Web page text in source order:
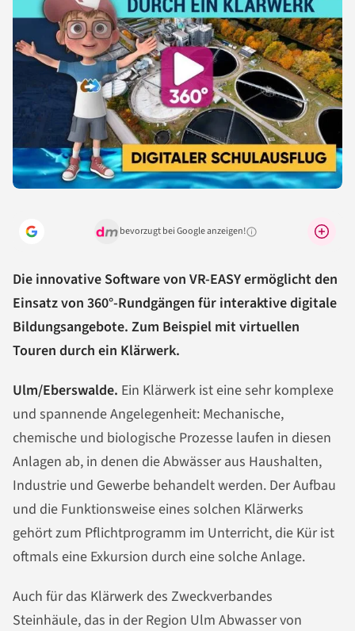
bevorzugt bei Google anzeigen!Warum lohnt sich das?
Die innovative Software von VR-EASY ermöglicht den
Einsatz von 360°-Rundgängen für interaktive digitale
Bildungsangebote. Zum Beispiel mit virtuellen
Touren durch ein Klärwerk.
Ulm/Eberswalde. Ein Klärwerk ist eine sehr komplexe
und spannende Angelegenheit: Mechanische,
chemische und biologische Prozesse laufen in diesen
Anlagen ab, in denen die Abwässer aus Haushalten,
Industrie und Gewerbe behandelt werden. Der Aufbau
und die Funktionsweise eines solchen Klärwerks
gehört zum Pflichtprogramm im Unterricht, die Kür ist
oftmals eine Exkursion durch eine solche Anlage.
Auch für das Klärwerk des Zweckverbandes
Steinhäule, das in der Region Ulm Abwasser von